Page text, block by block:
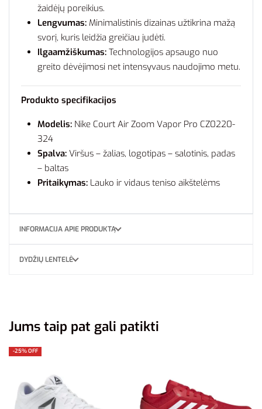
žaidėjų poreikius.
Lengvumas: Minimalistinis dizainas užtikrina mažą
svorį, kuris leidžia greičiau judėti.
Ilgaamžiškumas: Technologijos apsaugo nuo
greito dėvėjimosi net intensyvaus naudojimo metu.
Produkto specifikacijos
Modelis: Nike Court Air Zoom Vapor Pro CZ0220-
324
Spalva: Viršus – žalias, logotipas – salotinis, padas
– baltas
Pritaikymas: Lauko ir vidaus teniso aikštelėms
INFORMACIJA APIE PRODUKTĄ
DYDŽIŲ LENTELĖ
Jums taip pat gali patikti
-25% OFF